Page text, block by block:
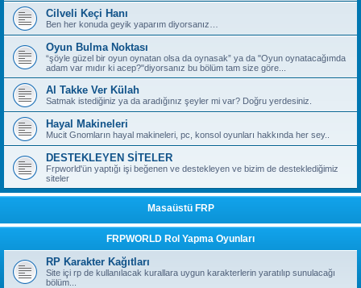
Cilveli Keçi Hanı
Ben her konuda geyik yaparım diyorsanız…
Oyun Bulma Noktası
“şöyle güzel bir oyun oynatan olsa da oynasak” ya da "Oyun oynatacağımda
adam var mıdır ki acep?"diyorsanız bu bölüm tam size göre...
Al Takke Ver Külah
Satmak istediğiniz ya da aradığınız şeyler mi var? Doğru yerdesiniz.
Hayal Makineleri
Mucit Gnomların hayal makineleri, pc, konsol oyunları hakkında her sey..
DESTEKLEYEN SİTELER
Frpworld'ün yaptığı işi beğenen ve destekleyen ve bizim de desteklediğimiz
siteler
Masaüstü FRP
FRPWORLD Rol Yapma Oyunları
RP Karakter Kağıtları
Site içi rp de kullanılacak kurallara uygun karakterlerin yaratılıp sunulacağı
bölüm...